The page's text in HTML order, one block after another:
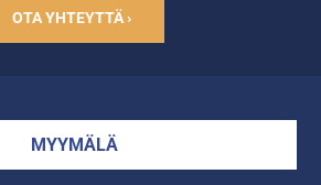
OTA YHTEYTTÄ ›
MYYMÄLÄ